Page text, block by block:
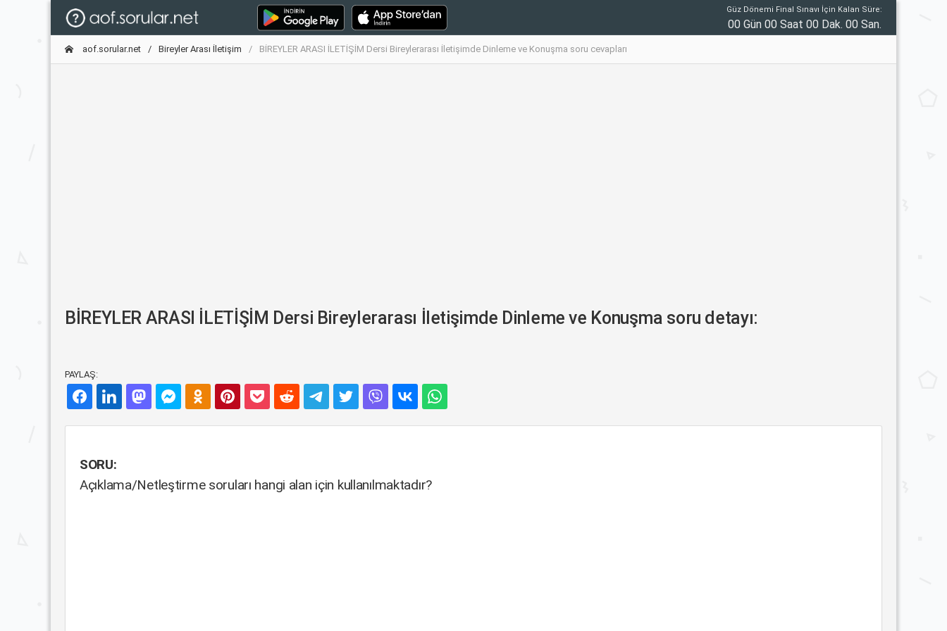
Güz Dönemi Final Sınavı İçin Kalan Süre:
00 Gün 00 Saat 00 Dak. 00 San.
aof.sorular.net Bireyler Arası İletişim BİREYLER ARASI İLETİŞİM Dersi Bireylerarası İletişimde Dinleme ve Konuşma soru cevapları
BİREYLER ARASI İLETİŞİM Dersi Bireylerarası İletişimde Dinleme ve Konuşma soru detayı:
PAYLAŞ:
SORU:
Açıklama/Netleştirme soruları hangi alan için kullanılmaktadır?